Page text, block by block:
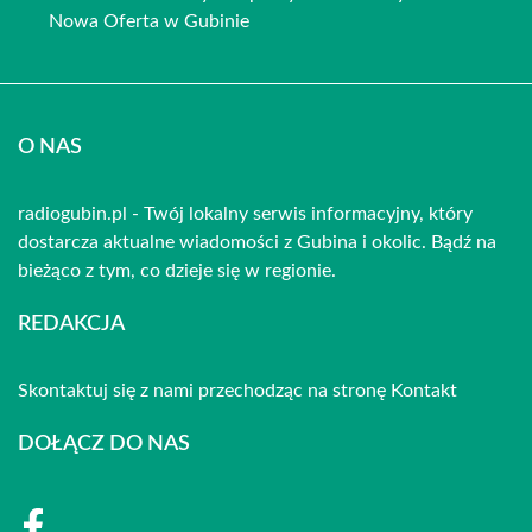
Nowa Oferta w Gubinie
O NAS
radiogubin.pl - Twój lokalny serwis informacyjny, który
dostarcza aktualne wiadomości z Gubina i okolic. Bądź na
bieżąco z tym, co dzieje się w regionie.
REDAKCJA
Skontaktuj się z nami przechodząc na stronę Kontakt
DOŁĄCZ DO NAS